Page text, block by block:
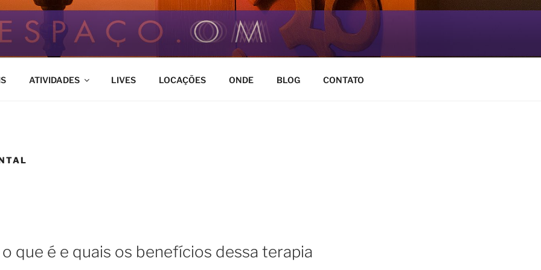
de Bem Estar
ATIVIDADES LIVES LOCAÇÕES ONDE BLOG CONTATO
que é e quais os benefícios dessa terapia